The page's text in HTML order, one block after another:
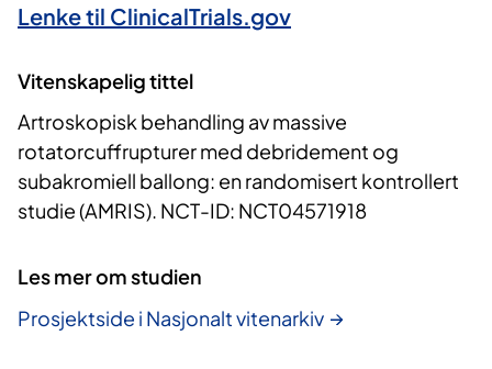
Lenke til ClinicalTrials.gov
Vitenskapelig tittel
Artroskopisk behandling av massive
rotatorcuffrupturer med debridement og
subakromiell ballong: en randomisert kontrollert
studie (AMRIS). NCT-ID: NCT04571918
Les mer om studien
Prosjektside i Nasjonalt vitenarkiv